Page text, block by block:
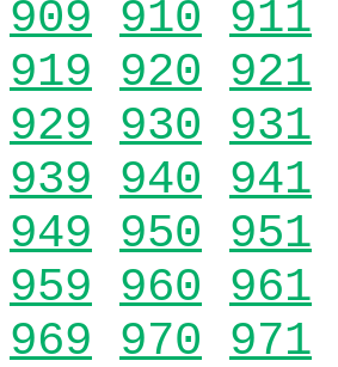
909 910 911
919 920 921
929 930 931
939 940 941
949 950 951
959 960 961
969 970 971